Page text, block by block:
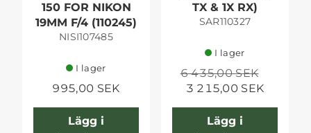
150 FOR NIKON
19MM F/4 (110245)
NISI107485
I lager
995,00 SEK
Lägg i
TX & 1X RX)
SAR110327
I lager
6 435,00 SEK
3 215,00 SEK
Lägg i